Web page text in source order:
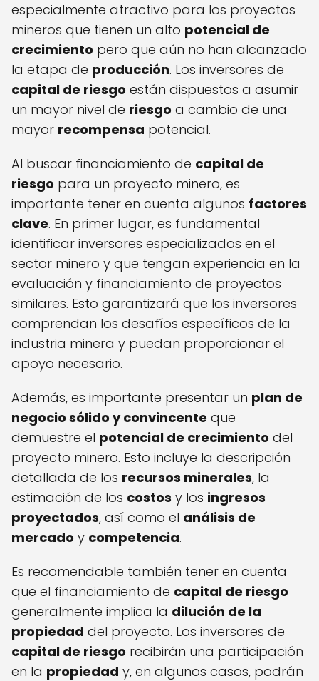
especialmente atractivo para los proyectos
mineros que tienen un alto potencial de
crecimiento pero que aún no han alcanzado
la etapa de producción. Los inversores de
capital de riesgo están dispuestos a asumir
un mayor nivel de riesgo a cambio de una
mayor recompensa potencial.
Al buscar financiamiento de capital de
riesgo para un proyecto minero, es
importante tener en cuenta algunos factores
clave. En primer lugar, es fundamental
identificar inversores especializados en el
sector minero y que tengan experiencia en la
evaluación y financiamiento de proyectos
similares. Esto garantizará que los inversores
comprendan los desafíos específicos de la
industria minera y puedan proporcionar el
apoyo necesario.
Además, es importante presentar un plan de
negocio sólido y convincente que
demuestre el potencial de crecimiento del
proyecto minero. Esto incluye la descripción
detallada de los recursos minerales, la
estimación de los costos y los ingresos
proyectados, así como el análisis de
mercado y competencia.
Es recomendable también tener en cuenta
que el financiamiento de capital de riesgo
generalmente implica la dilución de la
propiedad del proyecto. Los inversores de
capital de riesgo recibirán una participación
en la propiedad y, en algunos casos, podrán